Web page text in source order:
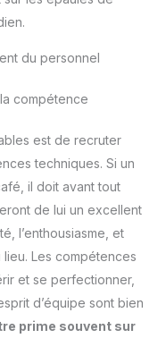
du personnel
compétence
est de recruter
techniques. Si un
il doit avant tout
de lui un excellent
l’enthousiasme, et
Les compétences
et se perfectionner,
d’équipe sont bien
prime souvent sur